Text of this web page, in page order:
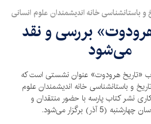
و باستانشناسی خانه اندیشمندان علوم انسانی
بررسی و نقد
می‌شود
«تاریخ هرودوت» عنوان نشستی است که
و باستانشناسی خانه اندیشمندان علوم
نشر کتاب پارسه با حضور منتقدان و
(5 آذر) برگزار می‌شود.